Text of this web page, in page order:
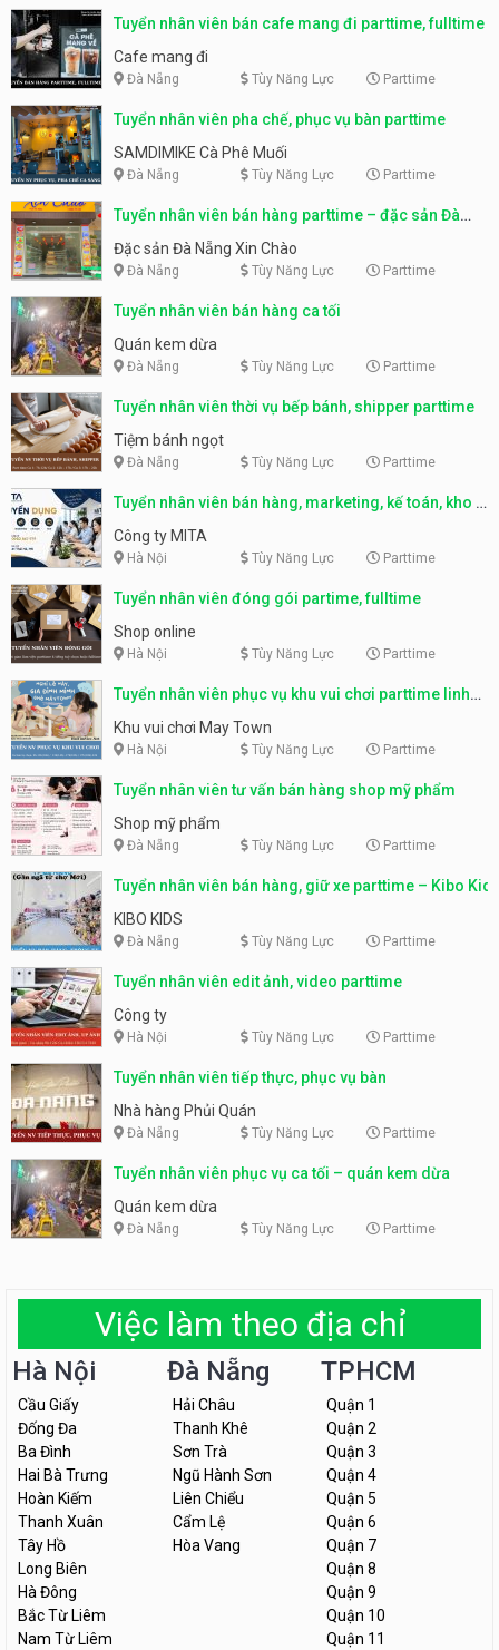
Tuyển nhân viên bán cafe mang đi parttime, fulltime
Cafe mang đi
Đà Nẵng Tùy Năng Lực Parttime
Tuyển nhân viên pha chế, phục vụ bàn parttime
SAMDIMIKE Cà Phê Muối
Đà Nẵng Tùy Năng Lực Parttime
Tuyển nhân viên bán hàng parttime – đặc sản Đà
Nẵng
Đặc sản Đà Nẵng Xin Chào
Đà Nẵng Tùy Năng Lực Parttime
Tuyển nhân viên bán hàng ca tối
Quán kem dừa
Đà Nẵng Tùy Năng Lực Parttime
Tuyển nhân viên thời vụ bếp bánh, shipper parttime
Tiệm bánh ngọt
Đà Nẵng Tùy Năng Lực Parttime
Tuyển nhân viên bán hàng, marketing, kế toán, kho –
parttime, fulltime
Công ty MITA
Hà Nội Tùy Năng Lực Parttime
Tuyển nhân viên đóng gói partime, fulltime
Shop online
Hà Nội Tùy Năng Lực Parttime
Tuyển nhân viên phục vụ khu vui chơi parttime linh
động
Khu vui chơi May Town
Hà Nội Tùy Năng Lực Parttime
Tuyển nhân viên tư vấn bán hàng shop mỹ phẩm
Shop mỹ phẩm
Đà Nẵng Tùy Năng Lực Parttime
Tuyển nhân viên bán hàng, giữ xe parttime – Kibo Kid
KIBO KIDS
Đà Nẵng Tùy Năng Lực Parttime
Tuyển nhân viên edit ảnh, video parttime
Công ty
Hà Nội Tùy Năng Lực Parttime
Tuyển nhân viên tiếp thực, phục vụ bàn
Nhà hàng Phủi Quán
Đà Nẵng Tùy Năng Lực Parttime
Tuyển nhân viên phục vụ ca tối – quán kem dừa
Quán kem dừa
Đà Nẵng Tùy Năng Lực Parttime
Việc làm theo địa chỉ
Hà Nội
Cầu Giấy
Đống Đa
Ba Đình
Hai Bà Trưng
Hoàn Kiếm
Thanh Xuân
Tây Hồ
Long Biên
Hà Đông
Bắc Từ Liêm
Nam Từ Liêm
Đà Nẵng
Hải Châu
Thanh Khê
Sơn Trà
Ngũ Hành Sơn
Liên Chiểu
Cẩm Lệ
Hòa Vang
TPHCM
Quận 1
Quận 2
Quận 3
Quận 4
Quận 5
Quận 6
Quận 7
Quận 8
Quận 9
Quận 10
Quận 11